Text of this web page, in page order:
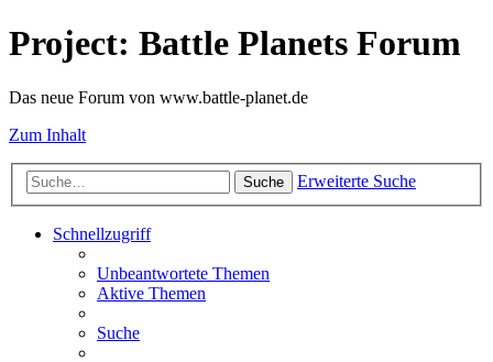
Project: Battle Planets Forum
Das neue Forum von www.battle-planet.de
Zum Inhalt
Suche Erweiterte Suche
Schnellzugriff
Unbeantwortete Themen
Aktive Themen
Suche